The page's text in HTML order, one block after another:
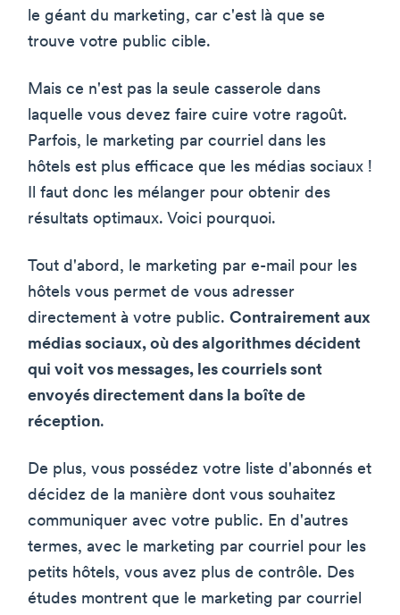
le géant du marketing, car c'est là que se
trouve votre public cible.
Mais ce n'est pas la seule casserole dans
laquelle vous devez faire cuire votre ragoût.
Parfois, le marketing par courriel dans les
hôtels est plus efficace que les médias sociaux !
Il faut donc les mélanger pour obtenir des
résultats optimaux. Voici pourquoi.
Tout d'abord, le marketing par e-mail pour les
hôtels vous permet de vous adresser
directement à votre public. Contrairement aux
médias sociaux, où des algorithmes décident
qui voit vos messages, les courriels sont
envoyés directement dans la boîte de
réception.
De plus, vous possédez votre liste d'abonnés et
décidez de la manière dont vous souhaitez
communiquer avec votre public. En d'autres
termes, avec le marketing par courriel pour les
petits hôtels, vous avez plus de contrôle. Des
études montrent que le marketing par courriel